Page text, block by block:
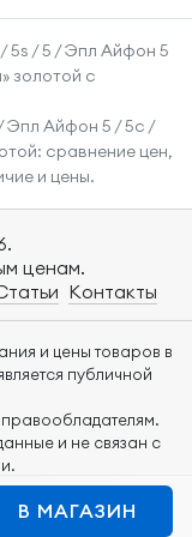
/ 5s / 5 / Эпл Айфон 5
золотой с
Эпл Айфон 5 / 5с /
сравнение цен,
и цены.
В МАГАЗИН
ценам.
Контакты
и цены товаров в
публичной
и не связан с
Cookie